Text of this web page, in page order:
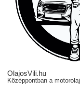
OlajosVili.hu
Középpontban a motorolaj